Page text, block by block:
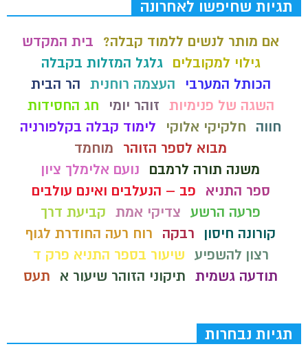
תגיות שחיפשו לאחרונה
אם מותר לנשים ללמוד קבלה?
בית המקדש
גילוי למקובלים
גלגל המזלות בקבלה
הכותל המערבי
העצמה רוחנית הר הבית
השגה של פנימיות זוהר יומי
חג החסידות
חווה
חלקיקי אלוקי
לימוד קבלה בקלפורניה
מבוא לספר הזוהר
מוחמד
משנה תורה לרמבם
נועם אלימלך ציון
ספר התניא
פב – הנעלבים ואינם עולבים
פרעה הרשע צדיקי אמת קביעת דרך
קורונה חיסון
רבקה
רוח רעה החודרת לגוף
רצון להשפיע שיעור בספר התניא פרק ד
תודעה גשמית תיקוני הזוהר שיעור א תעס
תגיות נבחרות